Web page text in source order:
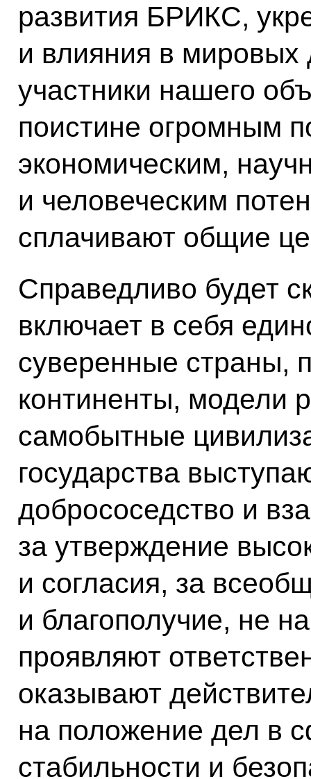
развития БРИКС,
и влияния в мировых
участники нашего
поистине огромным
экономическим,
и человеческим
сплачивают общие
Справедливо будет
включает в себя
суверенные страны,
континенты, модели
самобытные
государства
добрососедство и
за утверждение
и согласия, за
и благополучие, не
проявляют
оказывают
на положение дел в
стабильности и